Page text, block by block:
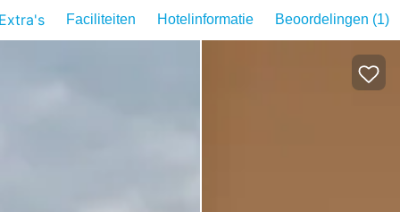
Faciliteiten Hotelinformatie Beoordelingen (1)